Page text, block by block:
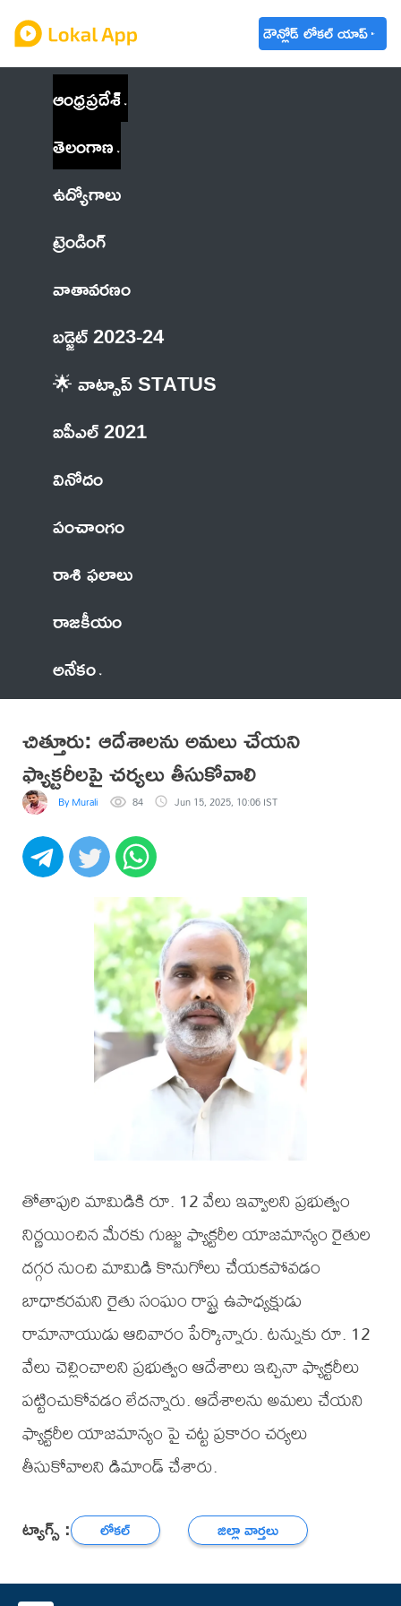
డౌన్లోడ్ లోకల్ యాప్
ఆంధ్రప్రదేశ్
తెలంగాణ
ఉద్యోగాలు
ట్రెండింగ్
వాతావరణం
బడ్జెట్ 2023-24
🌟 వాట్సాప్ STATUS
ఐపీఎల్ 2021
వినోదం
పంచాంగం
రాశి ఫలాలు
రాజకీయం
అనేకం
చిత్తూరు: ఆదేశాలను అమలు చేయని
ఫ్యాక్టరీలపై చర్యలు తీసుకోవాలి
By Murali 84 Jun 15, 2025, 10:06 IST
తోతాపురి మామిడికి రూ. 12 వేలు ఇవ్వాలని ప్రభుత్వం
నిర్ణయించిన మేరకు గుజ్జు ఫ్యాక్టరీల యాజమాన్యం రైతుల
దగ్గర నుంచి మామిడి కొనుగోలు చేయకపోవడం
బాధాకరమని రైతు సంఘం రాష్ట్ర ఉపాధ్యక్షుడు
రామానాయుడు ఆదివారం పేర్కొన్నారు. టన్నుకు రూ. 12
వేలు చెల్లించాలని ప్రభుత్వం ఆదేశాలు ఇచ్చినా ఫ్యాక్టరీలు
పట్టించుకోవడం లేదన్నారు. ఆదేశాలను అమలు చేయని
ఫ్యాక్టరీల యాజమాన్యం పై చట్ట ప్రకారం చర్యలు
తీసుకోవాలని డిమాండ్ చేశారు.
ట్యాగ్స్ : లోకల్ జిల్లా వార్తలు